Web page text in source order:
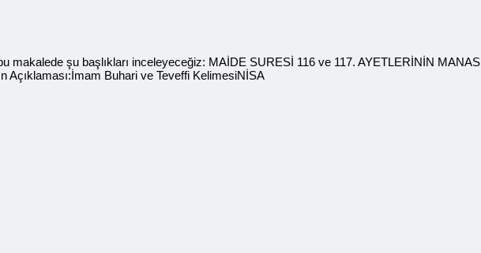
makalede şu başlıkları inceleyeceğiz: MAİDE SURESİ 116 ve 117. AYETLERİNİN
Açıklaması:İmam Buhari ve Teveffi KelimesiNİSA